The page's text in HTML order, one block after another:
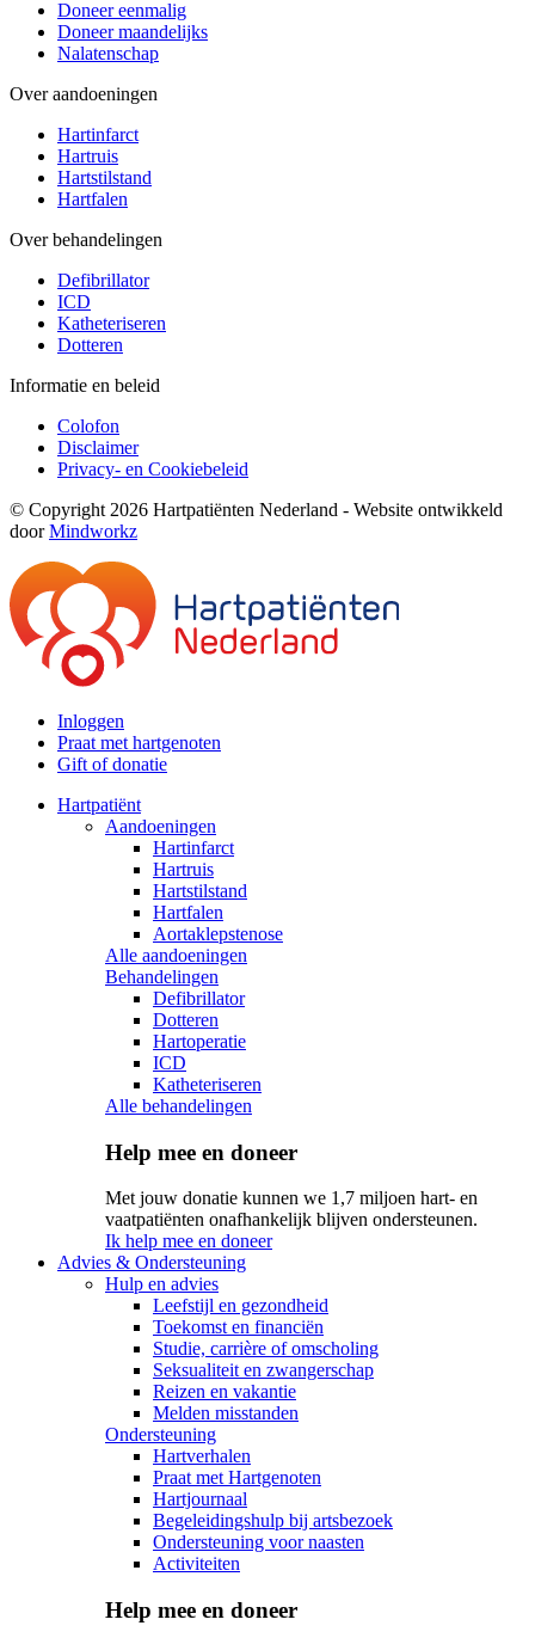
Doneer eenmalig
Doneer maandelijks
Nalatenschap
Over aandoeningen
Hartinfarct
Hartruis
Hartstilstand
Hartfalen
Over behandelingen
Defibrillator
ICD
Katheteriseren
Dotteren
Informatie en beleid
Colofon
Disclaimer
Privacy- en Cookiebeleid
© Copyright 2026 Hartpatiënten Nederland - Website ontwikkeld
doorMindworkz
Inloggen
Praat met hartgenoten
Gift of donatie
Hartpatiënt
Aandoeningen
Hartinfarct
Hartruis
Hartstilstand
Hartfalen
Aortaklepstenose
Alle aandoeningen
Behandelingen
Defibrillator
Dotteren
Hartoperatie
ICD
Katheteriseren
Alle behandelingen
Help mee en doneer
Met jouw donatie kunnen we 1,7 miljoen hart- en
vaatpatiënten onafhankelijk blijven ondersteunen.
Ik help mee en doneer
Advies & Ondersteuning
Hulp en advies
Leefstijl en gezondheid
Toekomst en financiën
Studie, carrière of omscholing
Seksualiteit en zwangerschap
Reizen en vakantie
Melden misstanden
Ondersteuning
Hartverhalen
Praat met Hartgenoten
Hartjournaal
Begeleidingshulp bij artsbezoek
Ondersteuning voor naasten
Activiteiten
Help mee en doneer